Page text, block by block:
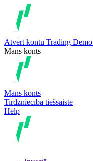
Atvērt kontu Trading Demo
Mans konts
Mans konts
Tirdzniecība tiešsaistē
Help